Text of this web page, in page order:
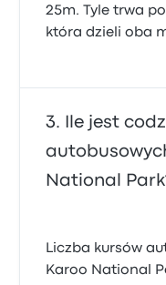
25m. Tyle trwa
która dzieli oba
Ile jest
National
Liczba kursów
Karoo National